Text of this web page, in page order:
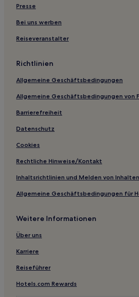
Hotels mit Parkplatz in Comer See
Hotels mit Pool in Comer See
Hotels mit Küchenzeile in Cadenabbia
Hotels mit Küchenzeile in Brenzio
Hotels mit Pool in Plesio
Presse
Bei uns werben
Reiseveranstalter
Richtlinien
Allgemeine Geschäftsbedingungen
Allgemeine Geschäftsbedingungen von
Barrierefreiheit
Datenschutz
Cookies
Rechtliche Hinweise/Kontakt
Inhaltsrichtlinien und Melden von Inhalten
Allgemeine Geschäftsbedingungen für
Weitere Informationen
Über uns
Karriere
Reiseführer
Hotels.com Rewards